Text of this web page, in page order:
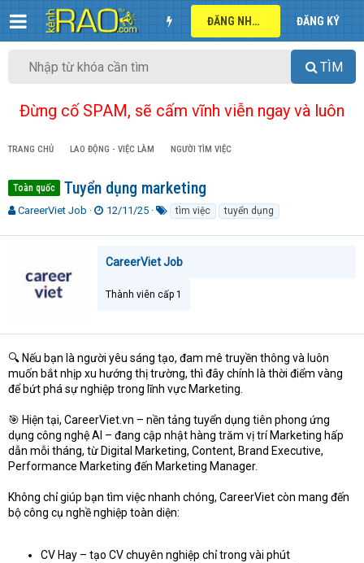
ĐĂNG NHẬP ĐĂNG KÝ
TÌM
Đừng cố SPAM, sẽ cấm vĩnh viễn ngay và luôn
TRANG CHỦ LAO ĐỘNG - VIỆC LÀM NGƯỜI TÌM VIỆC
Toàn quốc Tuyển dụng marketing
T
r
t
e
r
CareerViet Job
N
à
y
g
i
12/11/25
k
h
ó
tìm việc tuyển dụng
CareerViet Job
Thành viên cấp 1
🔍 Nếu bạn là người yêu sáng tạo, đam mê truyền thông và luôn
muốn bắt nhịp xu hướng thị trường, thì đây chính là thời điểm vàng
để bứt phá sự nghiệp trong lĩnh vực Marketing.
🎯 Hiện tại, CareerViet.vn – nền tảng tuyển dụng tiên phong ứng
dụng công nghệ AI – đang cập nhật hàng trăm vị trí Marketing hấp
dẫn mỗi tháng, từ Digital Marketing, Content, Brand Executive,
Performance Marketing đến Marketing Manager.
Không chỉ giúp bạn tìm việc nhanh chóng, CareerViet còn mang đến
bộ công cụ nghề nghiệp toàn diện:
CV Hay – tạo CV chuyên nghiệp chỉ trong vài phút